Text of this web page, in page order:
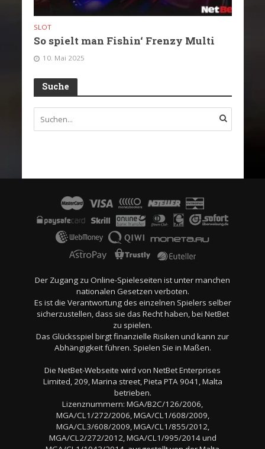
SLOT
So spielt man Fishin‘ Frenzy Multi
10. Mai 2025
Suche
Der Zugang zu Online-Spieleseiten ist unter manchen
nationalen Gesetzen verboten.
Es ist die Verantwortung des einzelnen Spielers selber
sicherzustellen, dass sie das Recht haben, bei NetBet
zu spielen.
Das Glücksspiel birgt finanzielle Risiken und kann zur
Abhängigkeit führen. Spielen Sie in Maßen.
Die NetBet-Webseite wird von NetBet Enterprises
Limited, 209, Marina street, Pieta PTA 9041, Malta
betrieben.
Lizenznummern: MGA/B2C/126/2006,
MGA/CL1/272/2006, MGA/CL1/608/2009,
MGA/CL3/608/2009, MGA/CL1/855/2012,
MGA/CL2/272/2012, MGA/CL1/995/2014 und